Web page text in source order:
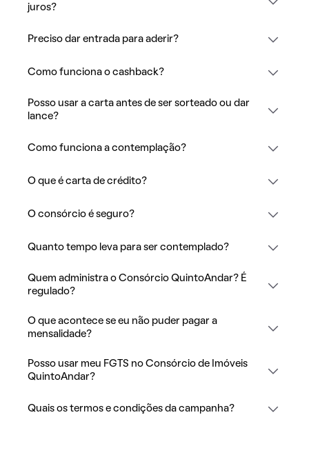
juros?
Preciso dar entrada para aderir?
Como funciona o cashback?
Posso usar a carta antes de ser sorteado ou dar
lance?
Como funciona a contemplação?
O que é carta de crédito?
O consórcio é seguro?
Quanto tempo leva para ser contemplado?
Quem administra o Consórcio QuintoAndar? É
regulado?
O que acontece se eu não puder pagar a
mensalidade?
Posso usar meu FGTS no Consórcio de Imóveis
QuintoAndar?
Quais os termos e condições da campanha?